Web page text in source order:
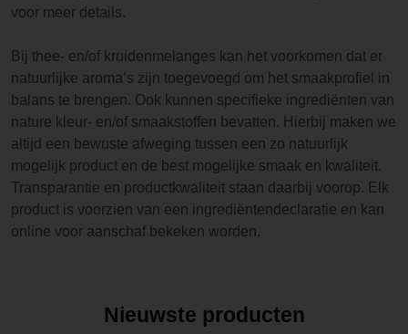
voor meer details.
Bij thee- en/of kruidenmelanges kan het voorkomen dat er
natuurlijke aroma’s zijn toegevoegd om het smaakprofiel in
balans te brengen. Ook kunnen specifieke ingrediënten van
nature kleur- en/of smaakstoffen bevatten. Hierbij maken we
altijd een bewuste afweging tussen een zo natuurlijk
mogelijk product en de best mogelijke smaak en kwaliteit.
Transparantie en productkwaliteit staan daarbij voorop. Elk
product is voorzien van een ingrediëntendeclaratie en kan
online voor aanschaf bekeken worden.
Nieuwste producten